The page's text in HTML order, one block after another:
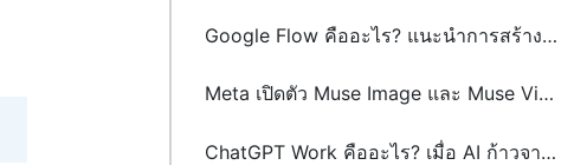
Google Flow คืออะไร? แนะนำการสร้างภาพและวิดีโอ AI ระดับมืออาชีพได้จากข้อความ
Meta เปิดตัว Muse Image และ Muse Video พลิกโฉม AI สร้างภาพและวิดีโอด้วย Agentic AI
ChatGPT Work คืออะไร? เมื่อ AI ก้าวจากแชตบอตสู่เพื่อนร่วมงาน